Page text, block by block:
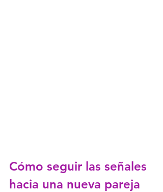
Cómo seguir las señales
hacia una nueva pareja